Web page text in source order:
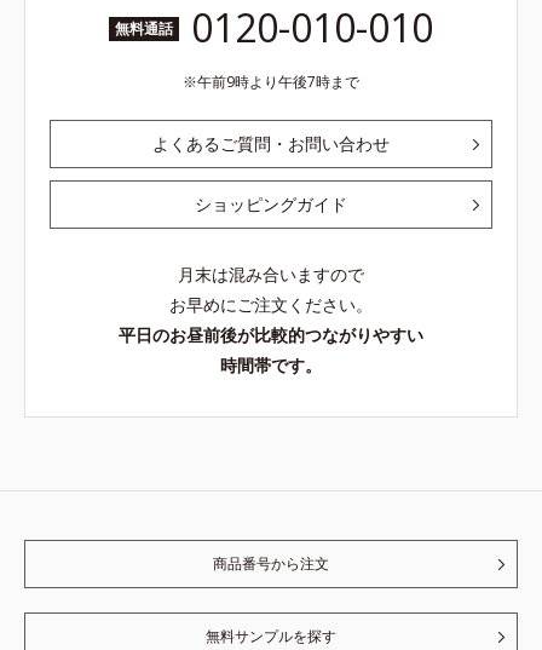
無料通話 0120-010-010
午前9時より午後7時まで
よくあるご質問・お問い合わせ
ショッピングガイド
月末は混み合いますので
お早めにご注文ください。
平日のお昼前後が比較的つながりやすい
時間帯です。
商品番号から注文
無料サンプルを探す